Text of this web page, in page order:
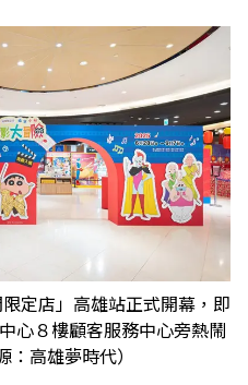
定店」高雄站正式開幕，即
心８樓顧客服務中心旁熱鬧
高雄夢時代）